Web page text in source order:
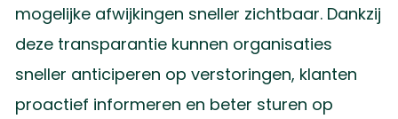
mogelijke afwijkingen sneller zichtbaar. Dankzij
deze transparantie kunnen organisaties
sneller anticiperen op verstoringen, klanten
proactief informeren en beter sturen op